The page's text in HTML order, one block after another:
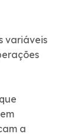
variáveis
a